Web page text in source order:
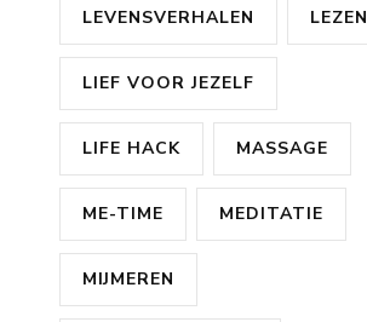
LEVENSVERHALEN LEZEN
LIEF VOOR JEZELF
LIFE HACK MASSAGE
ME-TIME MEDITATIE
MIJMEREN